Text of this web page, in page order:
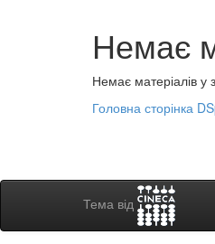
Немає
Немає матеріалів у
Головна сторінка
Тема від